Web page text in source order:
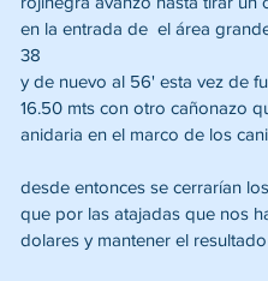
en la entrada de  el área
38
y de nuevo al 56' esta vez de
16.50 mts con otro cañonazo
anidaria en el marco de los
desde entonces se cerrarían
que por las atajadas que nos
dolares y mantener el